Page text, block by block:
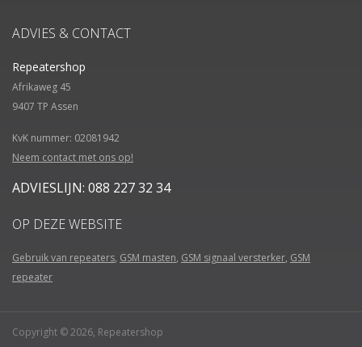
ADVIES & CONTACT
Repeatershop
Afrikaweg 45
9407 TP Assen
KvK nummer: 02081942
Neem contact met ons op!
ADVIESLIJN: 088 227 32 34
OP DEZE WEBSITE
Gebruik van repeaters, GSM masten, GSM signaal versterker, GSM
repeater
Copyright © 2026, Repeatershop